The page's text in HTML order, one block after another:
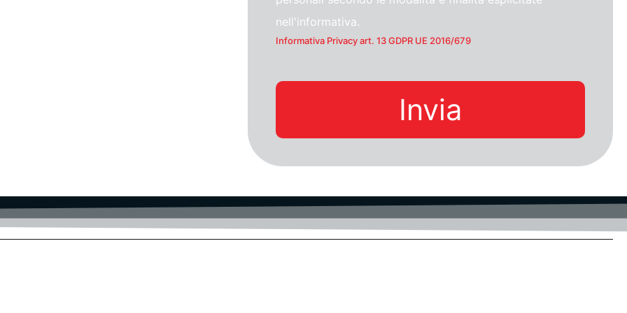
nell'informativa.
Informativa Privacy art. 13 GDPR UE 2016/679
Invia